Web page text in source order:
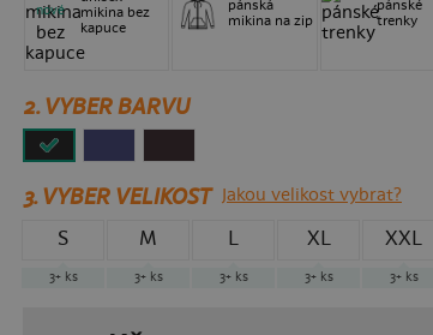
mikina bez
kapuce
nové
pánská
mikina na zip
pánské
trenky
2. VYBER BARVU
3.VYBER VELIKOST Jakou velikost vybrat?
S
3+ ks
M
3+ ks
L
3+ ks
XL
3+ ks
XXL
3+ ks